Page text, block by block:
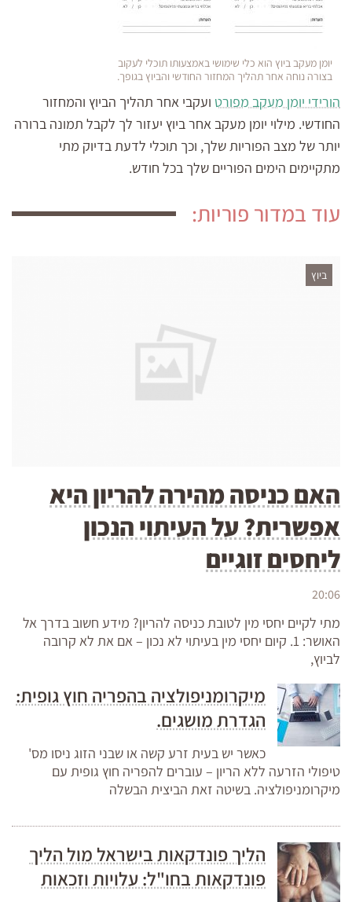
יומן מעקב ביוץ הוא כלי שימושי באמצעותו תוכלי לעקוב
בצורה נוחה אחר תהליך המחזור החודשי והביוץ בגופך.
הורידי יומן מעקב מפורט ועקבי אחר תהליך הביוץ והמחזור
החודשי. מילוי יומן מעקב אחר ביוץ יעזור לך לקבל תמונה ברורה
יותר של מצב הפוריות שלך, וכך תוכלי לדעת בדיוק מתי
מתקיימים הימים הפוריים שלך בכל חודש.
עוד במדור פוריות:
ביוץ
האם כניסה מהירה להריון היא
אפשרית? על העיתוי הנכון
ליחסים זוגיים
20:06
מתי לקיים יחסי מין לטובת כניסה להריון? מידע חשוב בדרך אל
האושר: 1. קיום יחסי מין בעיתוי לא נכון – אם את לא קרובה
לביוץ,
מיקרומניפולציה בהפריה חוץ גופית:
הגדרת מושגים.
כאשר יש בעית זרע קשה או שבני הזוג ניסו מס'
טיפולי הזרעה ללא הריון – עוברים להפריה חוץ גופית עם
מיקרומניפולציה. בשיטה זאת הביצית הבשלה
הליך פונדקאות בישראל מול הליך
פונדקאות בחו"ל: עלויות וזכאות